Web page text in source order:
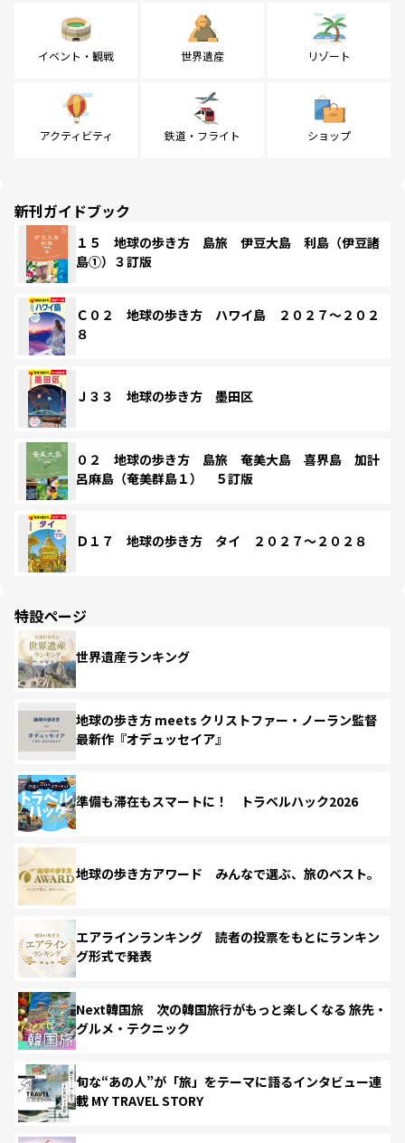
イベント・観戦 世界遺産 リゾート
アクティビティ 鉄道・フライト ショップ
新刊ガイドブック
１５ 地球の歩き方 島旅 伊豆大島 利島（伊豆諸
島①）３訂版
Ｃ０２ 地球の歩き方 ハワイ島 ２０２７～２０２
８
Ｊ３３ 地球の歩き方 墨田区
０２ 地球の歩き方 島旅 奄美大島 喜界島 加計
呂麻島（奄美群島１） ５訂版
Ｄ１７ 地球の歩き方 タイ ２０２７～２０２８
特設ページ
世界遺産ランキング
地球の歩き方 meets クリストファー・ノーラン監督
最新作『オデュッセイア』
準備も滞在もスマートに！ トラベルハック2026
地球の歩き方アワード みんなで選ぶ、旅のベスト。
エアラインランキング 読者の投票をもとにランキン
グ形式で発表
Next韓国旅 次の韓国旅行がもっと楽しくなる 旅先・
グルメ・テクニック
旬な“あの人”が「旅」をテーマに語るインタビュー連
載 MY TRAVEL STORY